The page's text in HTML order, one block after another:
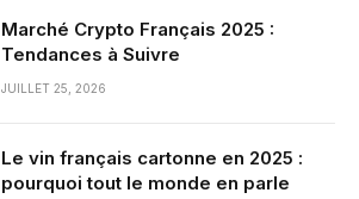
Marché Crypto Français 2025 :
Tendances à Suivre
JUILLET 25, 2026
Le vin français cartonne en 2025 :
pourquoi tout le monde en parle